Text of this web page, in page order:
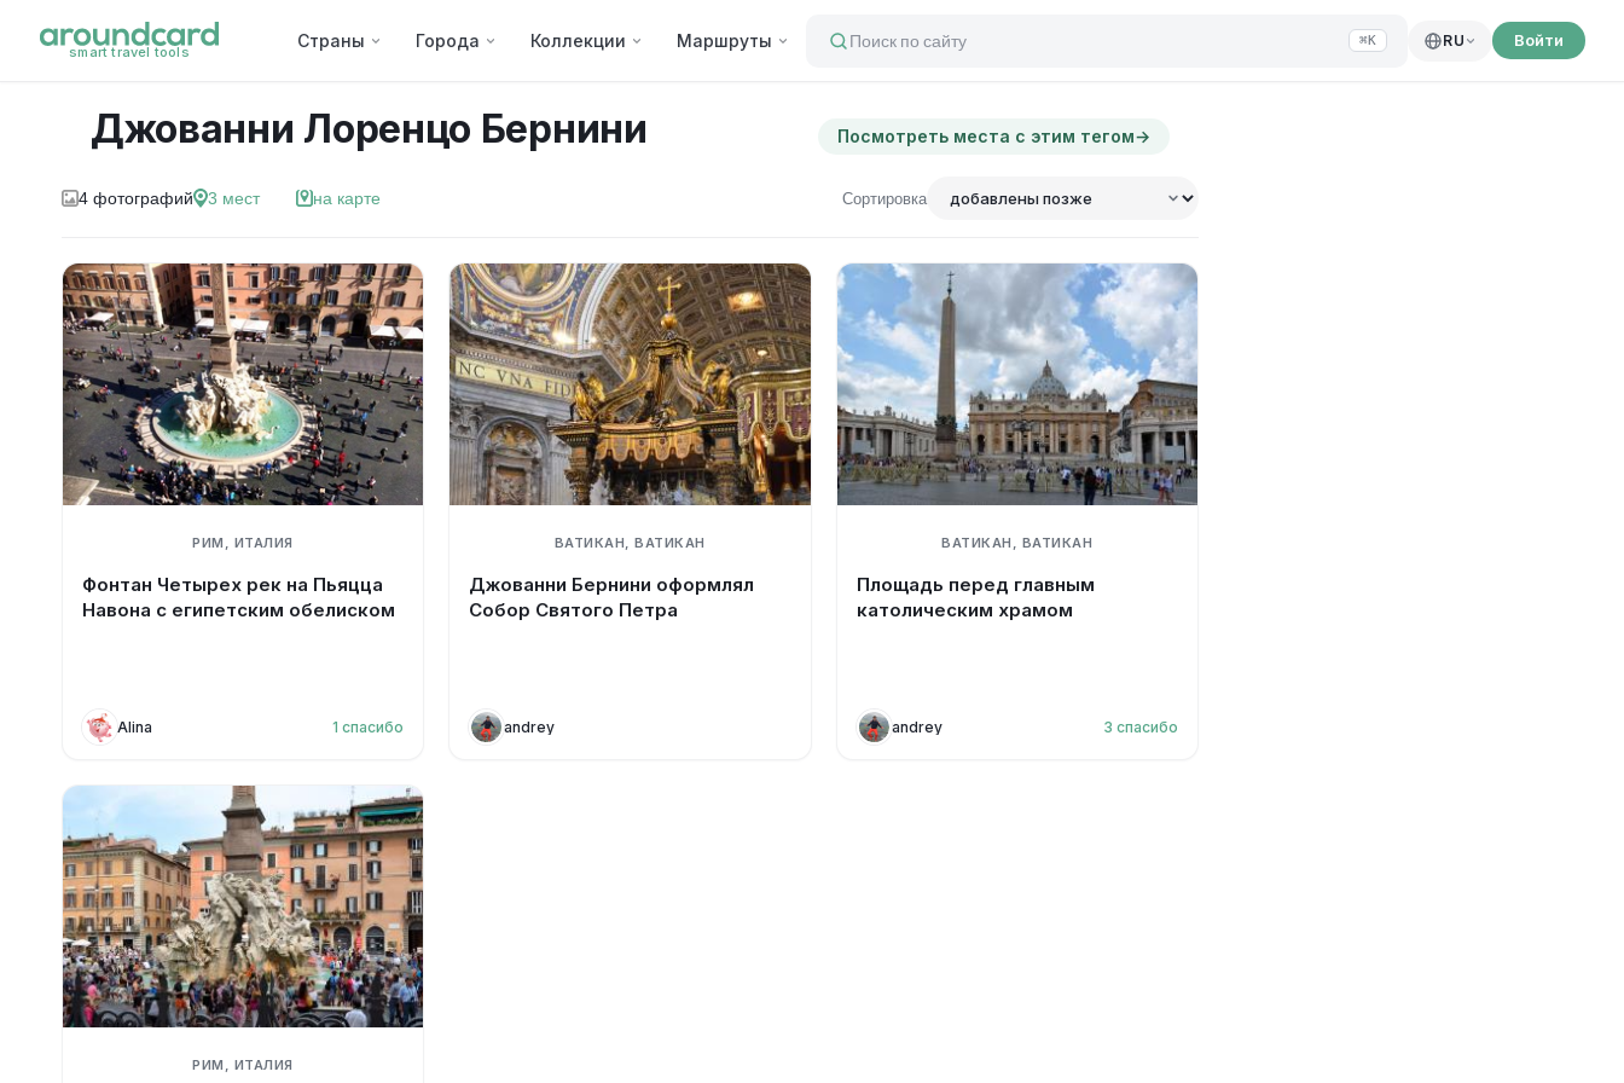
smart travel tools
Страны Города Коллекции Маршруты Поиск по сайту ⌘K RU Войти
Джованни Лоренцо Бернини Посмотреть места с этим тегом→
4 фотографий 3 мест на карте Сортировка
РИМ, ИТАЛИЯ
Фонтан Четырех рек на Пьяцца
Навона с египетским обелиском
Alina 1 спасибо
ВАТИКАН, ВАТИКАН
Джованни Бернини оформлял
Собор Святого Петра
andrey
ВАТИКАН, ВАТИКАН
Площадь перед главным
католическим храмом
andrey 3 спасибо
РИМ, ИТАЛИЯ